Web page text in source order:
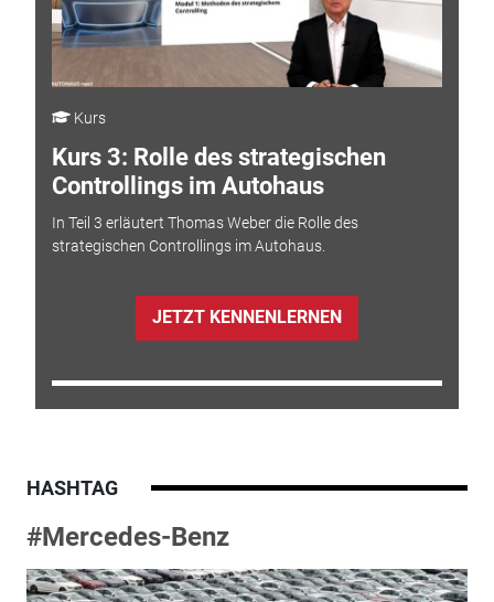
Kurs
Kurs 3: Rolle des strategischen
Controllings im Autohaus
In Teil 3 erläutert Thomas Weber die Rolle des
strategischen Controllings im Autohaus.
JETZT KENNENLERNEN
HASHTAG
#Mercedes-Benz